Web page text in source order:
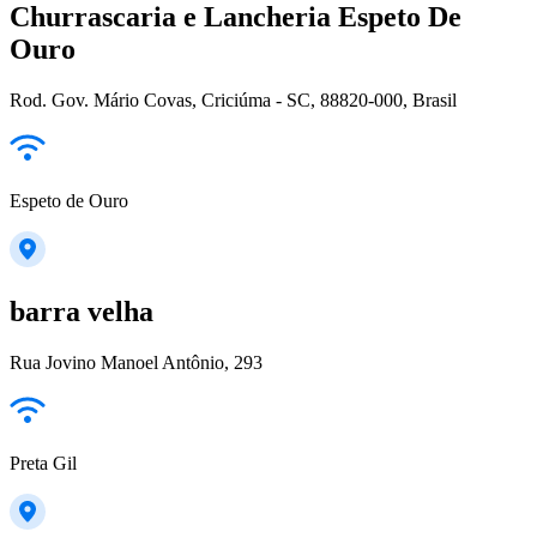
Churrascaria e Lancheria Espeto De
Ouro
Rod. Gov. Mário Covas, Criciúma - SC, 88820-000, Brasil
Espeto de Ouro
barra velha
Rua Jovino Manoel Antônio, 293
Preta Gil